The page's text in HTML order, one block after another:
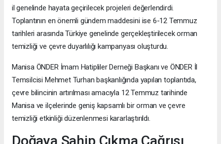
il genelinde hayata geçirilecek projeleri değerlendirdi.
Toplantının en önemli gündem maddesini ise 6-12 Temmuz
tarihleri arasında Türkiye genelinde gerçekleştirilecek orman
temizliği ve çevre duyarlılığı kampanyası oluşturdu.
Manisa ÖNDER İmam Hatipliler Derneği Başkanı ve ÖNDER İl
Temsilcisi Mehmet Turhan başkanlığında yapılan toplantıda,
çevre bilincinin artırılması amacıyla 12 Temmuz tarihinde
Manisa ve ilçelerinde geniş kapsamlı bir orman ve çevre
temizliği etkinliği düzenlenmesi kararlaştırıldı.
Doğaya Sahip Çıkma Çağrısı